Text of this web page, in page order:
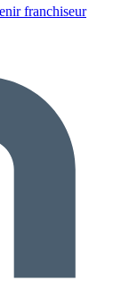
franchiseur